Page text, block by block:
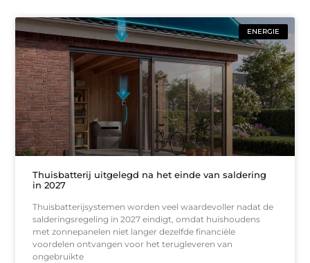
ENERGIE
Thuisbatterij uitgelegd na het einde van saldering
in 2027
Thuisbatterijsystemen worden veel waardevoller nadat de
salderingsregeling in 2027 eindigt, omdat huishoudens
met zonnepanelen niet langer dezelfde financiële
voordelen ontvangen voor het terugleveren van
ongebruikte